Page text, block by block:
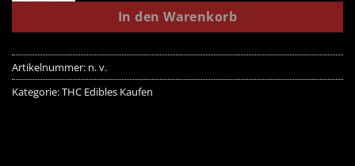
In den Warenkorb
Artikelnummer: n. v.
Kategorie:THC Edibles Kaufen